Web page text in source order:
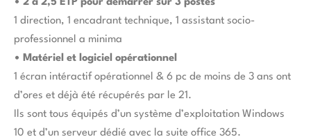
• 2 à 2,5 ETP pour démarrer sur 3 postes
1 direction, 1 encadrant technique, 1 assistant socio-
professionnel a minima
• Matériel et logiciel opérationnel
1 écran intéractif opérationnel & 6 pc de moins de 3 ans ont
d’ores et déjà été récupérés par le 21.
Ils sont tous équipés d’un système d’exploitation Windows
10 et d’un serveur dédié avec la suite office 365.